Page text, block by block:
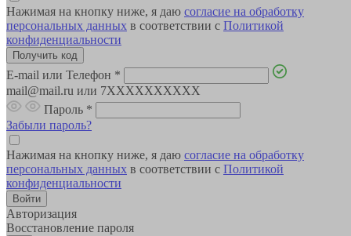
Нажимая на кнопку ниже, я даю согласие на обработку
персональных данных в соответствии с Политикой
конфиденциальности
E-mail или Телефон *
mail@mail.ru или 7XXXXXXXXXX
Пароль *
Забыли пароль?
Нажимая на кнопку ниже, я даю согласие на обработку
персональных данных в соответствии с Политикой
конфиденциальности
Авторизация
Восстановление пароля